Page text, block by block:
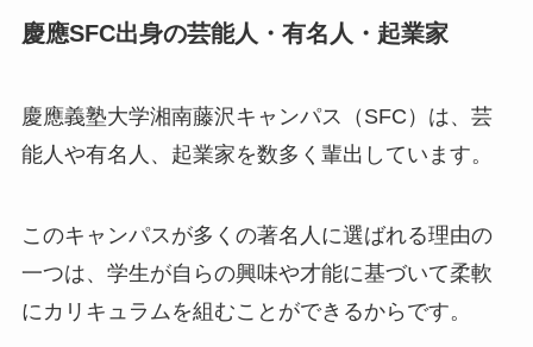
慶應SFC出身の芸能人・有名人・起業家
慶應義塾大学湘南藤沢キャンパス（SFC）は、芸
能人や有名人、起業家を数多く輩出しています。
このキャンパスが多くの著名人に選ばれる理由の
一つは、学生が自らの興味や才能に基づいて柔軟
にカリキュラムを組むことができるからです。